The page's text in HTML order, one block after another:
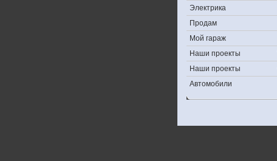
Электрика
Продам
Мой гараж
Наши проекты
Наши проекты
Автомобили